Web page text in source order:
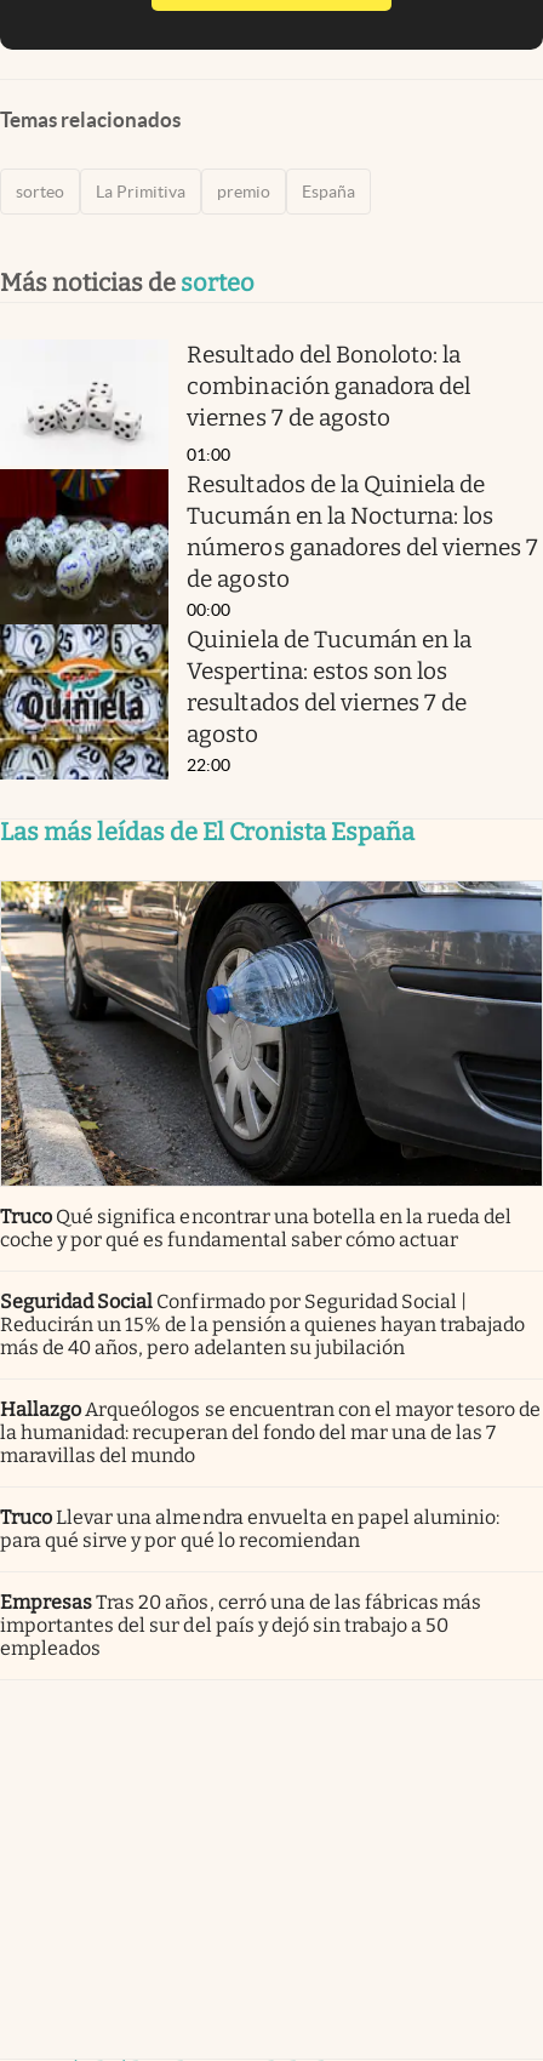
Temas relacionados
sorteo La Primitiva premio España
Más noticias de sorteo
Resultado del Bonoloto: la
combinación ganadora del
viernes 7 de agosto
01:00
Resultados de la Quiniela de
Tucumán en la Nocturna: los
números ganadores del viernes 7
de agosto
00:00
Quiniela de Tucumán en la
Vespertina: estos son los
resultados del viernes 7 de
agosto
22:00
Las más leídas de El Cronista España
Truco Qué significa encontrar una botella en la rueda del
coche y por qué es fundamental saber cómo actuar
Seguridad Social Confirmado por Seguridad Social |
Reducirán un 15% de la pensión a quienes hayan trabajado
más de 40 años, pero adelanten su jubilación
HallazgoArqueólogos se encuentran con el mayor tesoro de
la humanidad: recuperan del fondo del mar una de las 7
maravillas del mundo
TrucoLlevar una almendra envuelta en papel aluminio:
para qué sirve y por qué lo recomiendan
EmpresasTras 20 años, cerró una de las fábricas más
importantes del sur del país y dejó sin trabajo a 50
empleados